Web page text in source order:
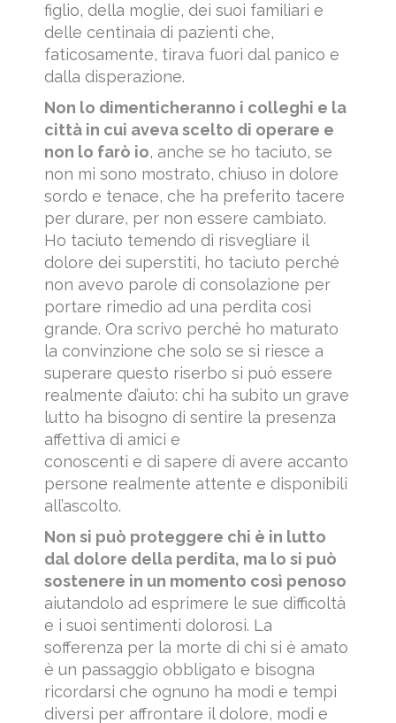
figlio, della moglie, dei suoi familiari e
delle centinaia di pazienti che,
faticosamente, tirava fuori dal panico e
dalla disperazione.
Non lo dimenticheranno i colleghi e la
città in cui aveva scelto di operare e
non lo farò io, anche se ho taciuto, se
non mi sono mostrato, chiuso in dolore
sordo e tenace, che ha preferito tacere
per durare, per non essere cambiato.
Ho taciuto temendo di risvegliare il
dolore dei superstiti, ho taciuto perché
non avevo parole di consolazione per
portare rimedio ad una perdita così
grande. Ora scrivo perché ho maturato
la convinzione che solo se si riesce a
superare questo riserbo si può essere
realmente d’aiuto: chi ha subito un grave
lutto ha bisogno di sentire la presenza
affettiva di amici e
conoscenti e di sapere di avere accanto
persone realmente attente e disponibili
all’ascolto.
Non si può proteggere chi è in lutto
dal dolore della perdita, ma lo si può
sostenere in un momento così penoso
aiutandolo ad esprimere le sue difficoltà
e i suoi sentimenti dolorosi. La
sofferenza per la morte di chi si è amato
è un passaggio obbligato e bisogna
ricordarsi che ognuno ha modi e tempi
diversi per affrontare il dolore, modi e